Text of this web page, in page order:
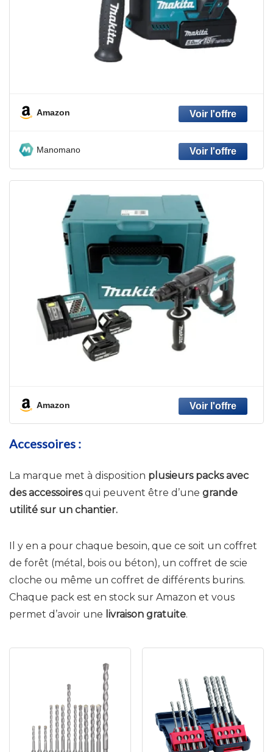
Amazon
Manomano
Amazon
Accessoires :
La marque met à disposition plusieurs packs avec
des accessoiresqui peuvent être d’une grande
utilité sur un chantier.
Il y en a pour chaque besoin, que ce soit un coffret
de forêt (métal, bois ou béton), un coffret de scie
cloche ou même un coffret de différents burins.
Chaque pack est en stock sur Amazon et vous
permet d’avoir une livraison gratuite.